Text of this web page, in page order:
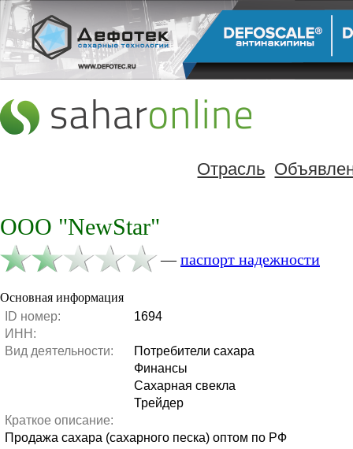
Отрасль
OOO "NewStar"
—паспорт надежности
Основная информация
ID номер:
1694
ИНН:
Вид деятельности:
Потребители сахара
Финансы
Сахарная свекла
Трейдер
Краткое описание:
Продажа сахара (сахарного песка) оптом по РФ